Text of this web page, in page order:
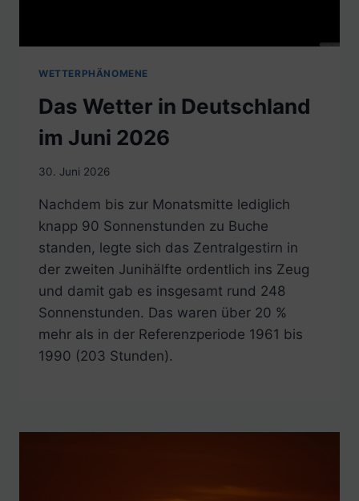
WETTERPHÄNOMENE
Das Wetter in Deutschland
im Juni 2026
30. Juni 2026
Nachdem bis zur Monatsmitte lediglich
knapp 90 Sonnenstunden zu Buche
standen, legte sich das Zentralgestirn in
der zweiten Junihälfte ordentlich ins Zeug
und damit gab es insgesamt rund 248
Sonnenstunden. Das waren über 20 %
mehr als in der Referenzperiode 1961 bis
1990 (203 Stunden).